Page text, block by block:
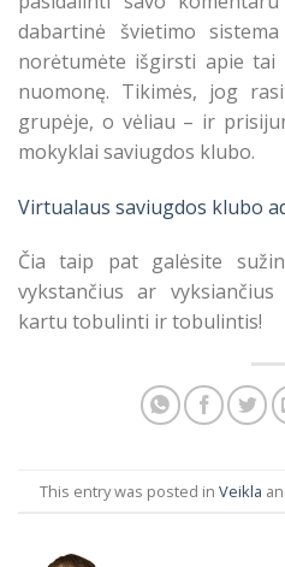
dabartinė švietimo
norėtumėte išgirsti apie
nuomonę. Tikimės, jog
grupėje, o vėliau – ir
mokyklai saviugdos klubo.
Virtualaus saviugdos klubo
Čia taip pat galėsite
vykstančius ar
kartu tobulinti ir tobulintis!
This entry was posted in Veikla